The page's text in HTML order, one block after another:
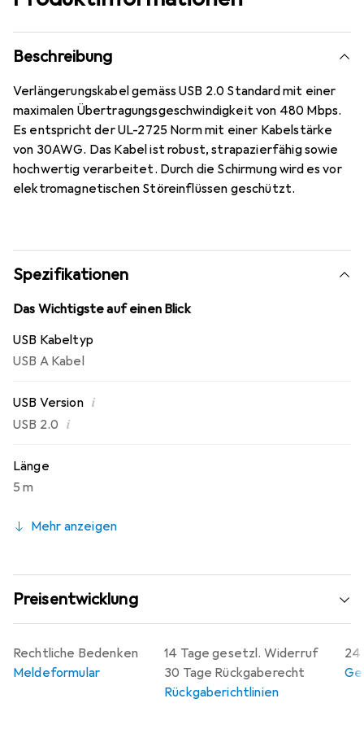
Beschreibung
Verlängerungskabel gemäss USB 2.0 Standard mit einer
maximalen Übertragungsgeschwindigkeit von 480 Mbps.
Es entspricht der UL-2725 Norm mit einer Kabelstärke
von 30AWG. Das Kabel ist robust, strapazierfähig sowie
hochwertig verarbeitet. Durch die Schirmung wird es vor
elektromagnetischen Störeinflüssen geschützt.
Spezifikationen
Das Wichtigste auf einen Blick
USB Kabeltyp
USB A Kabel
USB Version i
USB 2.0 i
Länge
5 m
Mehr anzeigen
Preisentwicklung
14 Tage gesetzl. Widerruf
30 Tage Rückgaberecht
Rückgaberichtlinien
24
Rechtliche Bedenken
Meldeformular